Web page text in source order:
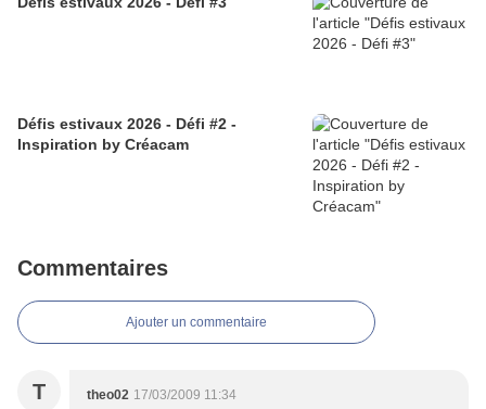
Défis estivaux 2026 - Défi #2 -
Inspiration by Créacam
Commentaires
Ajouter un commentaire
T theo02 17/03/2009 11:34